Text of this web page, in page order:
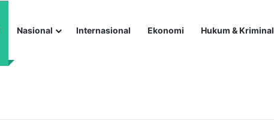
Nasional Internasional Ekonomi Hukum & Kriminal